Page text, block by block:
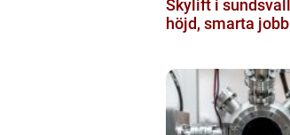
Skylift i sundsvall säker
höjd, smarta jobb